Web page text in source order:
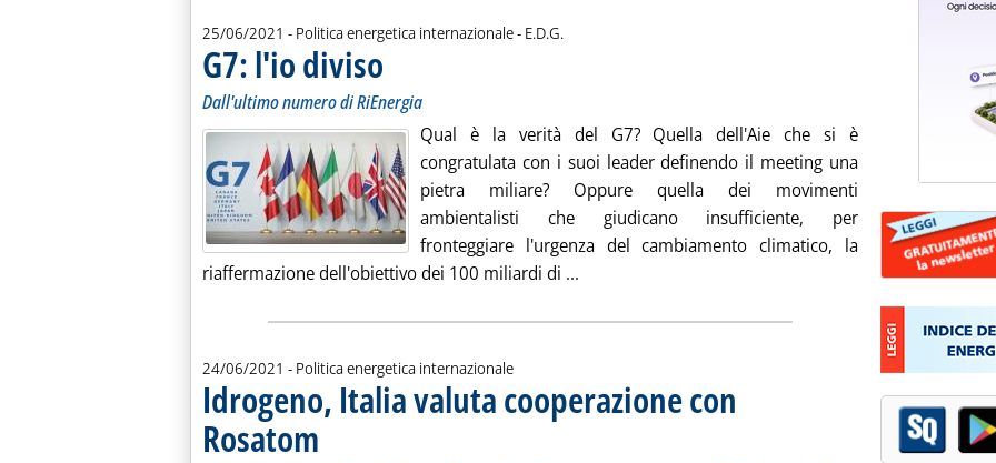
25/06/2021 - Politica energetica internazionale - di:
E.D.G.
G7: l'io diviso
Dall'ultimo numero di RiEnergia
Qual è la verità del G7? Quella dell'Aie che si è
congratulata con i suoi leader definendo il meeting una
pietra miliare? Oppure quella dei movimenti
ambientalisti che giudicano insufficiente, per
fronteggiare l'urgenza del cambiamento climatico, la
riaffermazione dell'obiettivo dei 100 miliardi di ...
24/06/2021 - Politica energetica internazionale
Idrogeno, Italia valuta cooperazione con
Rosatom . Sottotitolo: La dichiarazione dell'ambasciatore Terracciano. Mosca punta a esportare 200mila tonnellate nel 2024
. Pubblicata giovedì 24 giugno 2021 alle 10.48.